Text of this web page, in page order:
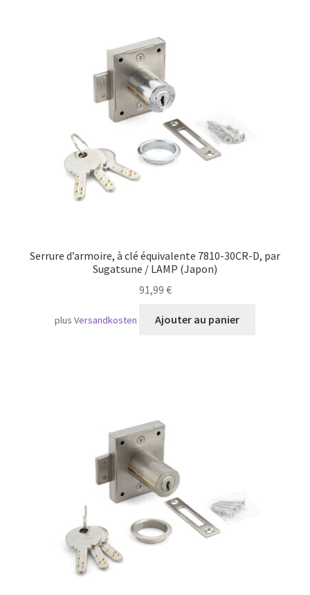
Serrure d’armoire, à clé équivalente 7810-30CR-D, par
Sugatsune / LAMP (Japon)
91,99 €
plusVersandkosten Ajouter au panier